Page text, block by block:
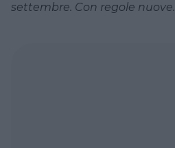
settembre. Con regole nuove.